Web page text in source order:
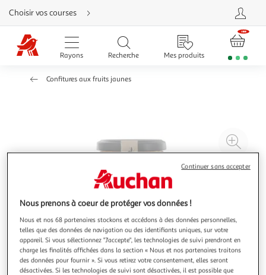
Aller
directement
au
contenu
Aller
directement
Aller
Choisir vos courses
Rayons Recherche Mes produits
Confitures aux fruits jaunes
à
Nous prenons à coeur de protéger vos données !
Nous et nos 68 partenaires stockons et accédons à des données personnelles,
telles que des données de navigation ou des identifiants uniques, sur votre
appareil. Si vous sélectionnez "J'accepte", les technologies de suivi prendront en
charge les finalités affichées dans la section « Nous et nos partenaires traitons
des données pour fournir ». Si vous retirez votre consentement, elles seront
désactivées. Si les technologies de suivi sont désactivées, il est possible que
Continuer sans accepter